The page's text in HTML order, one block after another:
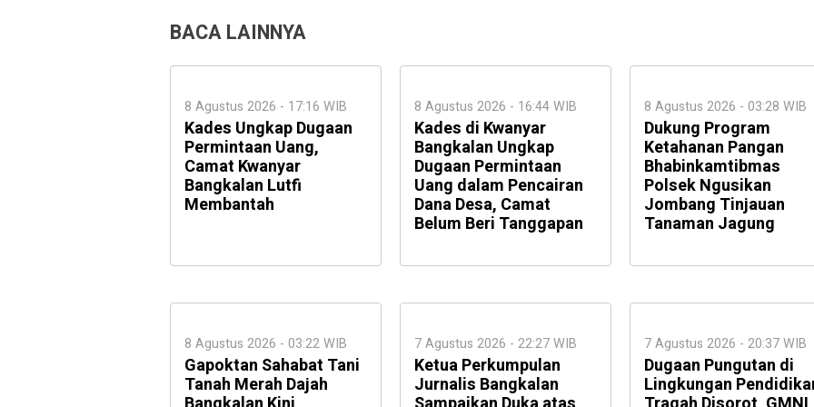
BACA LAINNYA
8 Agustus 2026 - 17:16 WIB
Kades Ungkap Dugaan
Permintaan Uang,
Camat Kwanyar
Bangkalan Lutfi
Membantah
8 Agustus 2026 - 16:44 WIB
Kades di Kwanyar
Bangkalan Ungkap
Dugaan Permintaan
Uang dalam Pencairan
Dana Desa, Camat
Belum Beri Tanggapan
8 Agustus 2026 - 03:28 WIB
Dukung Program
Ketahanan Pangan
Bhabinkamtibmas
Polsek Ngusikan
Jombang Tinjauan
Tanaman Jagung
8 Agustus 2026 - 03:22 WIB
Gapoktan Sahabat Tani
Tanah Merah Dajah
7 Agustus 2026 - 22:27 WIB
Ketua Perkumpulan
Jurnalis Bangkalan
7 Agustus 2026 - 20:37 WIB
Dugaan Pungutan di
Lingkungan